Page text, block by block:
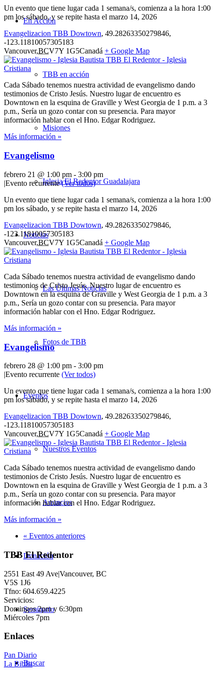
En Acción
TBB en acción
Misiones
Iglesia El Redentor Guadalajara
Noticias
Las Últimas Noticias
Fotos de TBB
Eventos
Nuestros Eventos
Anuncios
Donación
Seminario
Buscar
Un evento que tiene lugar cada 1 semana/s, comienza a la hora 1:00
pm los sábado, y se repite hasta el marzo 14, 2026
Evangelizacion TBB Dowtown, 49.28263350279846,
-123.11810057305183
Vancouver,BCV7Y 1G5Canadá + Google Map
Cada Sábado tenemos nuestra actividad de evangelismo dando
testimonios de Cristo Jesús. Nuestro lugar de encuentro es
Downtown en la esquina de Graville y West Georgia de 1 p.m. a 3
p.m., Sería un gozo contar con su presencia. Para mayor
información hablar con el Hno. Edgar Rodriguez.
Más información »
Evangelismo
febrero 21 @ 1:00 pm - 3:00 pm
|Evento recurrente(Ver todos)
Un evento que tiene lugar cada 1 semana/s, comienza a la hora 1:00
pm los sábado, y se repite hasta el marzo 14, 2026
Evangelizacion TBB Dowtown, 49.28263350279846,
-123.11810057305183
Vancouver,BCV7Y 1G5Canadá + Google Map
Cada Sábado tenemos nuestra actividad de evangelismo dando
testimonios de Cristo Jesús. Nuestro lugar de encuentro es
Downtown en la esquina de Graville y West Georgia de 1 p.m. a 3
p.m., Sería un gozo contar con su presencia. Para mayor
información hablar con el Hno. Edgar Rodriguez.
Más información »
Evangelismo
febrero 28 @ 1:00 pm - 3:00 pm
|Evento recurrente (Ver todos)
Un evento que tiene lugar cada 1 semana/s, comienza a la hora 1:00
pm los sábado, y se repite hasta el marzo 14, 2026
Evangelizacion TBB Dowtown, 49.28263350279846,
-123.11810057305183
Vancouver,BCV7Y 1G5Canadá + Google Map
Cada Sábado tenemos nuestra actividad de evangelismo dando
testimonios de Cristo Jesús. Nuestro lugar de encuentro es
Downtown en la esquina de Graville y West Georgia de 1 p.m. a 3
p.m., Sería un gozo contar con su presencia. Para mayor
información hablar con el Hno. Edgar Rodriguez.
Más información »
« Eventos anteriores
TBB El Redentor
2551 East 49 Ave|Vancouver, BC
V5S 1J6
Tfno: 604.659.4225
Servicios:
Domingos 2pm y 6:30pm
Miércoles 7pm
Enlaces
Pan Diario
La Biblia